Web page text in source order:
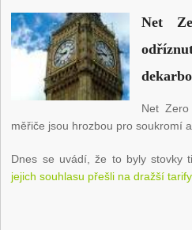
Net
Net
měřiče jsou hrozbou pro soukromí
Dnes se uvádí, že to byly stovky
jejich souhlasu přešli na dražší tarify